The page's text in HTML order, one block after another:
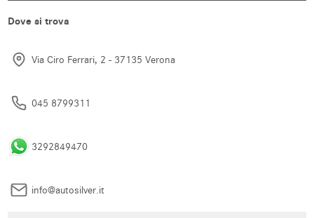
Dove si trova
Via Ciro Ferrari, 2 - 37135 Verona
045 8799311
3292849470
info@autosilver.it